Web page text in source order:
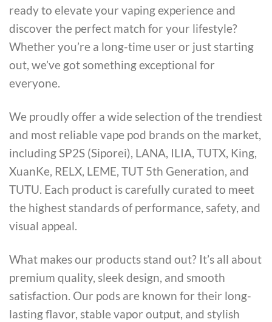
ready to elevate your vaping experience and
discover the perfect match for your lifestyle?
Whether you’re a long-time user or just starting
out, we’ve got something exceptional for
everyone.
We proudly offer a wide selection of the trendiest
and most reliable vape pod brands on the market,
including SP2S (Siporei), LANA, ILIA, TUTX, King,
XuanKe, RELX, LEME, TUT 5th Generation, and
TUTU. Each product is carefully curated to meet
the highest standards of performance, safety, and
visual appeal.
What makes our products stand out? It’s all about
premium quality, sleek design, and smooth
satisfaction. Our pods are known for their long-
lasting flavor, stable vapor output, and stylish